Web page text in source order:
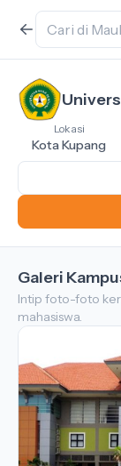
Lokasi
Kota Kupang
Galeri
Intip foto-foto
mahasiswa.